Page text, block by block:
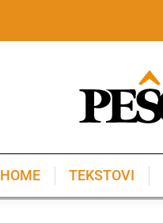
HOME TEKSTOVI